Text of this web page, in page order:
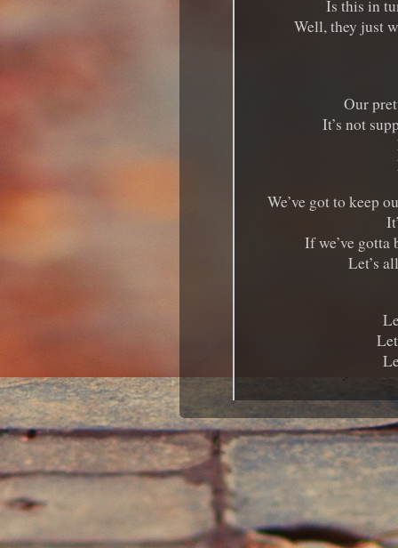
Is this in
Well, they just
Our
It’s not
We’ve got to keep
If we’ve gotta
Let’s